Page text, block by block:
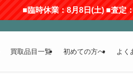
8月8日(土) ■査定：LINEとメール
買取品目一覧 初めての方へ よく